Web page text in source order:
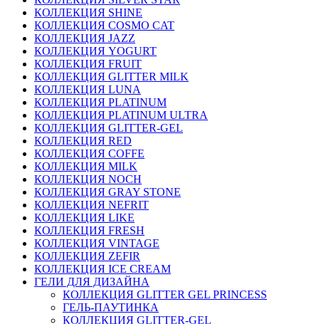
КОЛЛЕКЦИЯ SHINE
КОЛЛЕКЦИЯ COSMO CAT
КОЛЛЕКЦИЯ JAZZ
КОЛЛЕКЦИЯ YOGURT
КОЛЛЕКЦИЯ FRUIT
КОЛЛЕКЦИЯ GLITTER MILK
КОЛЛЕКЦИЯ LUNA
КОЛЛЕКЦИЯ PLATINUM
КОЛЛЕКЦИЯ PLATINUM ULTRA
КОЛЛЕКЦИЯ GLITTER-GEL
КОЛЛЕКЦИЯ RED
КОЛЛЕКЦИЯ COFFE
КОЛЛЕКЦИЯ MILK
КОЛЛЕКЦИЯ NOCH
КОЛЛЕКЦИЯ GRAY STONE
КОЛЛЕКЦИЯ NEFRIT
КОЛЛЕКЦИЯ LIKE
КОЛЛЕКЦИЯ FRESH
КОЛЛЕКЦИЯ VINTAGE
КОЛЛЕКЦИЯ ZEFIR
КОЛЛЕКЦИЯ ICE CREAM
ГЕЛИ ДЛЯ ДИЗАЙНА
КОЛЛЕКЦИЯ GLITTER GEL PRINCESS
ГЕЛЬ-ПАУТИНКА
КОЛЛЕКЦИЯ GLITTER-GEL